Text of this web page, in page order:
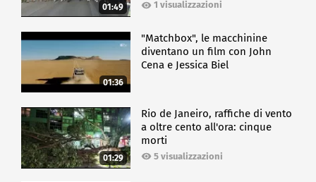
01:49 1 visualizzazioni
01:36
"Matchbox", le macchinine
diventano un film con John
Cena e Jessica Biel
01:29
Rio de Janeiro, raffiche di vento
a oltre cento all'ora: cinque
morti
5 visualizzazioni